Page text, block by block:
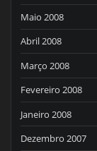
Maio 2008
Abril 2008
Março 2008
Fevereiro 2008
Janeiro 2008
Dezembro 2007